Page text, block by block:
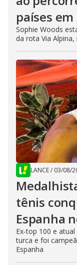
países
Sophie Woods
da rota Via Alpina,
LANCE/ 03/08/
tênis
Espanha
Ex-top 100 e
turca e foi
Espanha